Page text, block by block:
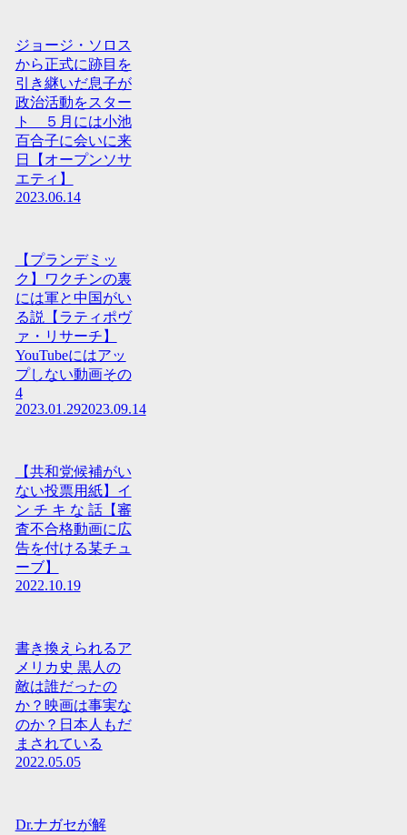
ジョージ・ソロス
から正式に跡目を
引き継いだ息子が
政治活動をスター
ト ５月には小池
百合子に会いに来
日【オープンソサ
エティ】
2023.06.14
【プランデミッ
ク】ワクチンの裏
には軍と中国がい
る説【ラティポヴ
ァ・リサーチ】
YouTubeにはアッ
プしない動画その
4
2023.01.292023.09.14
【共和党候補がい
ない投票用紙】イ
ン チ キ な 話【審
査不合格動画に広
告を付ける某チュ
ーブ】
2022.10.19
書き換えられるア
メリカ史 黒人の
敵は誰だったの
か？映画は事実な
のか？日本人もだ
まされている
2022.05.05
Dr.ナガセが解